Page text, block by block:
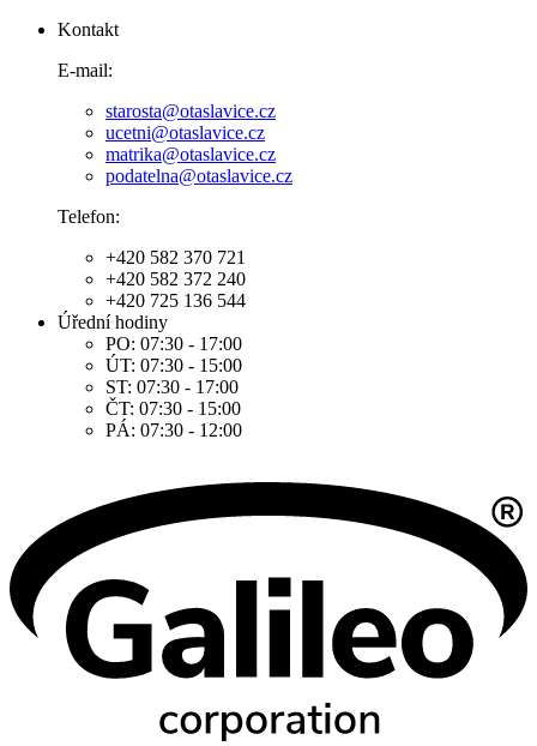
Kontakt
E-mail:
starosta@otaslavice.cz
ucetni@otaslavice.cz
matrika@otaslavice.cz
podatelna@otaslavice.cz
Telefon:
+420 582 370 721
+420 582 372 240
+420 725 136 544
Úřední hodiny
PO: 07:30 - 17:00
ÚT: 07:30 - 15:00
ST: 07:30 - 17:00
ČT: 07:30 - 15:00
PÁ: 07:30 - 12:00